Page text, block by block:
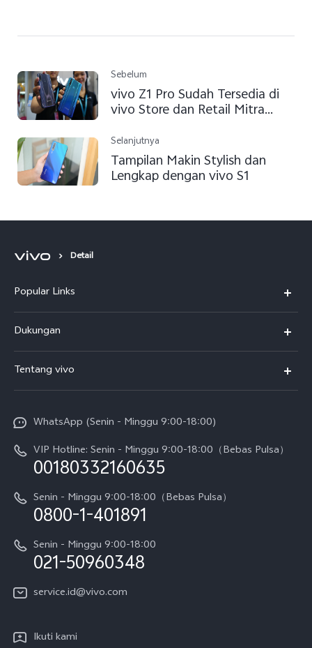
Sebelum
vivo Z1 Pro Sudah Tersedia di
vivo Store dan Retail Mitra
Selanjutnya
Tampilan Makin Stylish dan
Lengkap dengan vivo S1
Detail
Popular Links
T5
T5 Pro
V70
V70 FE
Y05
X300 Pro
Gerai Terdekat
Dukungan
Service Center
Funtouch OS
Pembaruan Sistem
Harga Spare Part
Otentikasi IMEI
Kebijakan Garansi vivo
Layanan Perbaikan Antar Jemput
Unduh LUT untuk Memulihkan Log
Tentang vivo
Sejarah
Berita
Pemberitahuan Hukum
Tentang Kami
Pusat Privasi vivo
WhatsApp (Senin - Minggu 9:00-18:00)
VIP Hotline: Senin - Minggu 9:00-18:00（Bebas Pulsa）
00180332160635
Senin - Minggu 9:00-18:00（Bebas Pulsa）
0800-1-401891
Senin - Minggu 9:00-18:00
021-50960348
service.id@vivo.com
Ikuti kami